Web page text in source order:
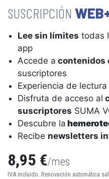
Lee sin límites todas
app
Accede a contenidos
suscriptores
Experiencia de lectura
Disfruta de acceso al
suscriptores SUMA
Descubre la
Recibe newsletters
8,95 €/mes
IVA incluido. Renovación automática